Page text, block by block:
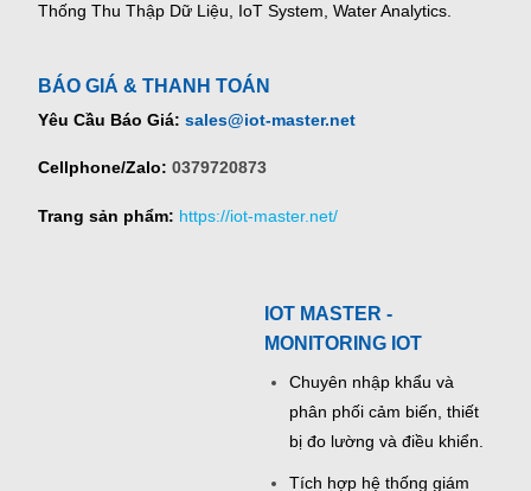
Thống Thu Thập Dữ Liệu, IoT System, Water Analytics.
BÁO GIÁ & THANH TOÁN
Yêu Cầu Báo Giá: sales@iot-master.net
Cellphone/Zalo: 0379720873
Trang sản phẩm: https://iot-master.net/
IOT MASTER -
MONITORING IOT
Chuyên nhập khẩu và
phân phối cảm biến, thiết
bị đo lường và điều khiển.
Tích hợp hệ thống giám